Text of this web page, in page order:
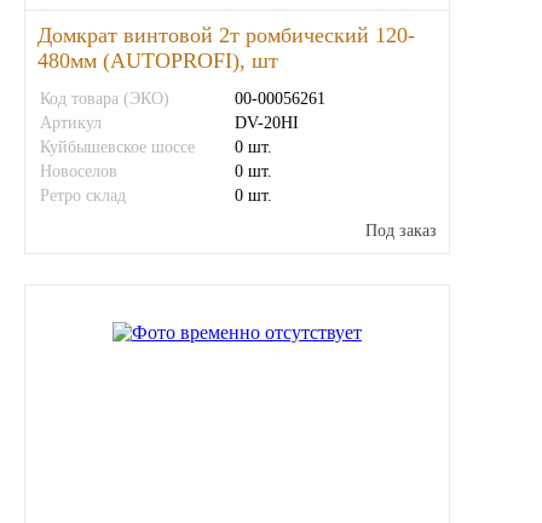
Домкрат винтовой 2т ромбический 120-
480мм (AUTOPROFI), шт
Код товара (ЭКО)
00-00056261
Артикул
DV-20HI
Куйбышевское шоссе
0 шт.
Новоселов
0 шт.
Ретро склад
0 шт.
Под заказ